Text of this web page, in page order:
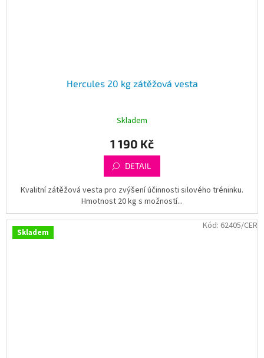
Hercules 20 kg zátěžová vesta
Skladem
1 190 Kč
DETAIL
Kvalitní zátěžová vesta pro zvýšení účinnosti silového tréninku.
Hmotnost 20 kg s možností...
Skladem
Kód: 62405/CER